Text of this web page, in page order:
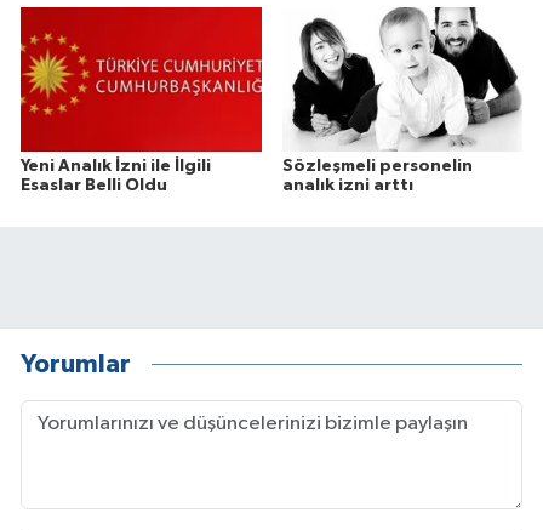
Yeni Analık İzni ile İlgili
Esaslar Belli Oldu
Sözleşmeli personelin
analık izni arttı
Yorumlar